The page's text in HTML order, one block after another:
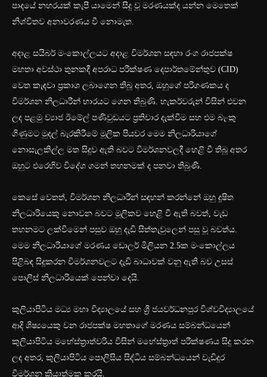
පාදයේ නහරයක් කැපී යාමෙන් සිදු වූ මරණයක්ද යන්න මෙතෙක්
නිශ්චිතව අනාවරණය වී නොමැත.
අදාළ සයිබර් මංකොල්ලයට අදාළ විමර්ශන සඳහා රංග රාජපක්ෂ
මහතා අවස්ථා තුනකදී අපරාධ පරීක්ෂණ දෙපාර්තමේන්තුව (CID)
වෙත කැඳවා ප්‍රකාශ ලබාගෙන තිබූ අතර, ඔහුගේ පරිගණකය ද
විමර්ශන නිලධාරීන් භාරයට ගෙන තිබුණි. හැකර්වරුන් විසින් එවන
ලද පළමු ව්‍යාජ ඊමේල් පණිවුඩයට ප්‍රතිචාර දැක්වීම සහ එම බැංකු
ගිණුමට මුදල් බැරකිරීමේ මූලික පියවර මෙම නිලධාරියාගේ
නොසැලකිල්ල මත සිදුව ඇති බවට විමර්ශනවලදී හෙළි වී තිබූ අතර
ඔහුට එරෙහිව විදේශ ගමන් තහනමක් ද පනවා තිබුණි.
කෙසේ වෙතත්, විමර්ශන නිලධාරීන් සඳහන් කරන්නේ ඔහු දූෂිත
නිලධාරියෙකු නොවන බවට මූලිකව හෙළි වී ඇති බවත්, වැඩ
තහනමට ලක්වීමෙන් පසුව ඔහු දැඩි සිත්තැවුලෙන් පසු වූ බවත්ය.
මෙම නිලධාරියාගේ මරණය ඩොලර් මිලියන 2.5ක මංකොල්ලය
පිළිබඳ සිදුකරන විමර්ශනවලට දැඩි බාධාවක් වනු ඇති බව උසස්
පොලිස් නිලධාරියෙක් පෙන්වා දෙයි.
කුලියාපිටිය මධ්‍ය මහා විද්‍යාලයේ සහ ශ්‍රී ජයවර්ධනපුර විශ්වවිද්‍යාලයේ
ආදි ශිෂ්‍යයෙකු වන රාජපක්ෂ මහතාගේ මරණය සම්බන්ධයෙන්
කුලියාපිටිය මහේස්ත්‍රාත්වරිය විසින් මහේස්ත්‍රාත් පරීක්ෂණය සිදු කරන
ලද අතර, කුලියාපිටිය පොලිසිය සිද්ධිය සම්බන්ධයෙන් වැඩිදුර
විමර්ශන ක්‍රියාත්මක කරයි.